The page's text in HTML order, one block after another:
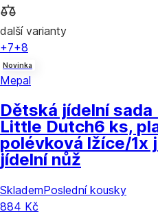
další varianty
+7+8
Novinka
Mepal
Dětská jídelní
Little Dutch6 ks,
polévková lžíce/1x
jídelní nůž
SklademPoslední kousky
884 Kč